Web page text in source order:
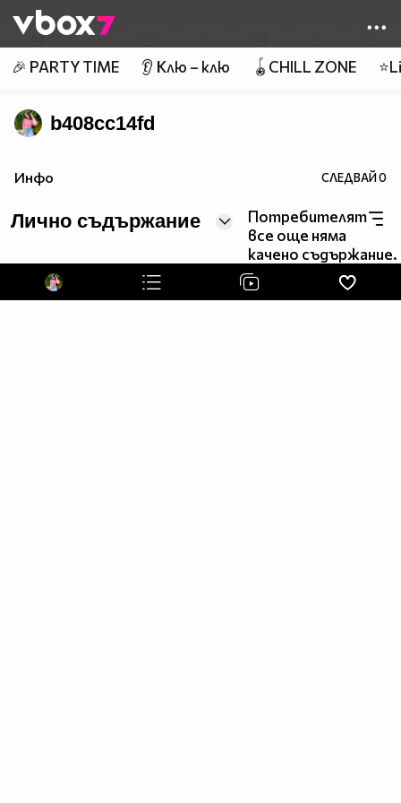
👾
🎉 PARTY TIME 👂 Клю – клю 🪀CHILL ZONE
b408cc14fd
Инфо СЛЕДВАЙ0
Лично съдържание
Потребителят
все още няма
качено съдържание.